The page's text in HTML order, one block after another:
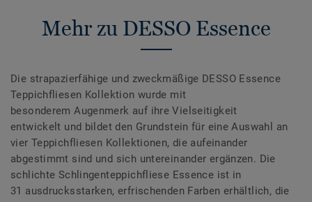
Mehr zu DESSO Essence
Die strapazierfähige und zweckmäßige DESSO Essence
Teppichfliesen Kollektion wurde mit
besonderem Augenmerk auf ihre Vielseitigkeit
entwickelt und bildet den Grundstein für eine Auswahl an
vier Teppichfliesen Kollektionen, die aufeinander
abgestimmt sind und sich untereinander ergänzen. Die
schlichte Schlingenteppichfliese Essence ist in
31 ausdrucksstarken, erfrischenden Farben erhältlich, die